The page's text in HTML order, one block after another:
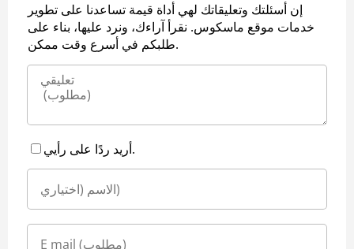
إن أسئلتك وتعليقاتك لهي أداة قيمة تساعدنا على تطوير
خدمات موقع ماسكوس. نقرأ آراءك، ونرد عليها، بناء على
طلبكم في أسرع وقت ممكن.
أريد ردًا على رأيي.